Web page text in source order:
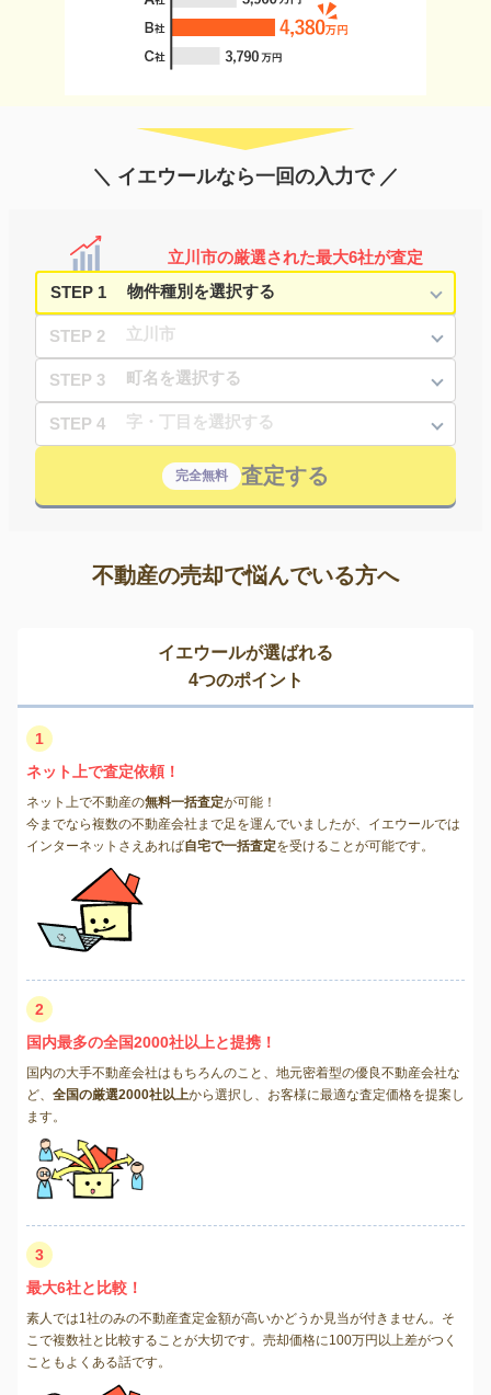
＼ イエウールなら一回の入力で ／
立川市の厳選された最大6社が査定
STEP 1
STEP 2
STEP 3
STEP 4
完全無料 査定する
不動産の売却で悩んでいる方へ
イエウールが選ばれる
4つのポイント
1
ネット上で査定依頼！
ネット上で不動産の無料一括査定が可能！
今までなら複数の不動産会社まで足を運んでいましたが、イエウールでは
インターネットさえあれば自宅で一括査定を受けることが可能です。
2
国内最多の全国2000社以上と提携！
国内の大手不動産会社はもちろんのこと、地元密着型の優良不動産会社な
ど、 全国の厳選2000社以上から選択し、お客様に最適な査定価格を提案し
ます。
3
最大6社と比較！
素人では1社のみの不動産査定金額が高いかどうか見当が付きません。そ
こで複数社と比較することが大切です。売却価格に100万円以上差がつく
こともよくある話です。